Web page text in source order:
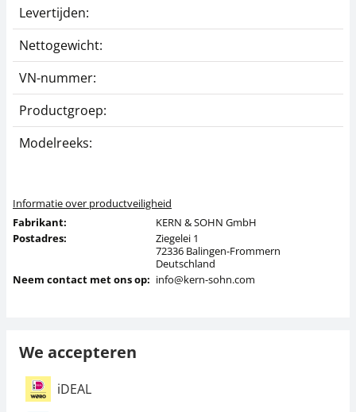
Levertijden:
Nettogewicht:
VN-nummer:
Productgroep:
Modelreeks:
Informatie over productveiligheid
Fabrikant:
KERN & SOHN GmbH
Postadres:
Ziegelei 1
72336 Balingen-Frommern
Deutschland
Neem contact met ons op: info@kern-sohn.com
We accepteren
iDEAL